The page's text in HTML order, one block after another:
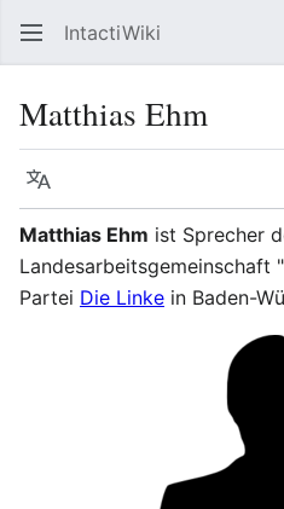
IntactiWiki
Matthias Ehm
Sprache
Matthias Ehm ist Sprecher
Landesarbeitsgemeinschaft
Partei Die Linke in Baden-